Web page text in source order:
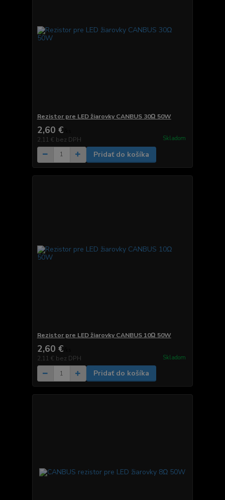
Rezistor pre LED žiarovky CANBUS 30Ω 50W
2,60 €
2,11 € bez DPH Skladom
Pridať do košíka
Rezistor pre LED žiarovky CANBUS 10Ω 50W
2,60 €
2,11 € bez DPH Skladom
Pridať do košíka